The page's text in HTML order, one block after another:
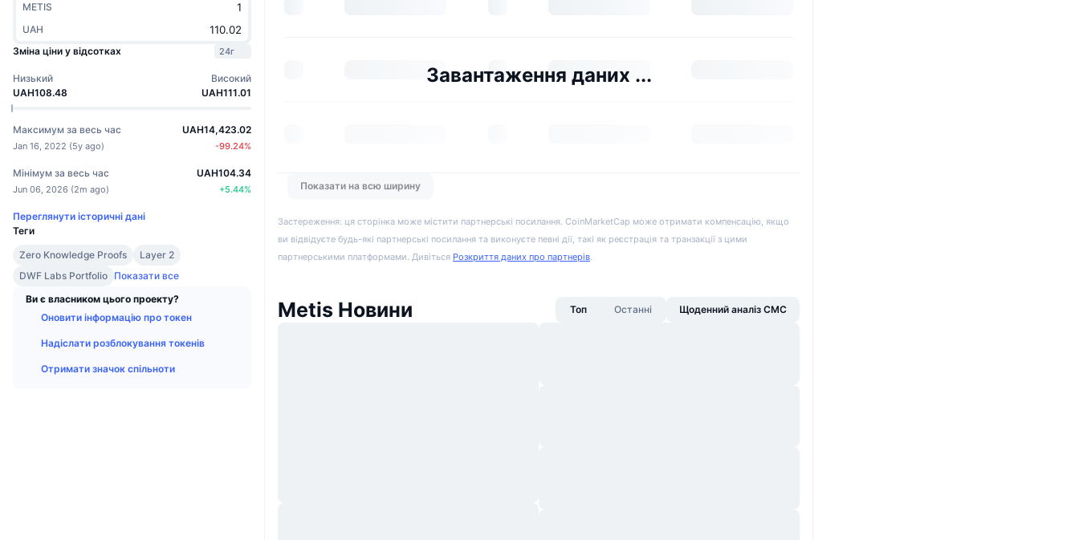
METIS
UAH
Зміна ціни у відсотках
24г
Низький
UAH108.48
Високий
UAH111.01
Максимум за весь час
Jan 16, 2022 (5y ago)
UAH14,423.02
-99.24%
Мінімум за весь час
Jun 06, 2026 (2m ago)
UAH104.34
+5.44%
Переглянути історичні дані
Теги
Zero Knowledge Proofs
Layer 2
DWF Labs Portfolio Показати все
Ви є власником цього проекту?
Оновити інформацію про токен
Надіслати розблокування токенів
Отримати значок спільноти
Завантаження даних ...
Показати на всю ширину
Застереження: ця сторінка може містити партнерські посилання. CoinMarketCap може отримати компенсацію, якщо
ви відвідуєте будь-які партнерські посилання та виконуєте певні дії, такі як реєстрація та транзакції з цими
партнерськими платформами. Дивіться Розкриття даних про партнерів.
Metis Новини Топ Останні Щоденний аналіз CMC